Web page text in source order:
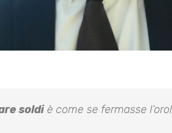
soldiè come se fermasse